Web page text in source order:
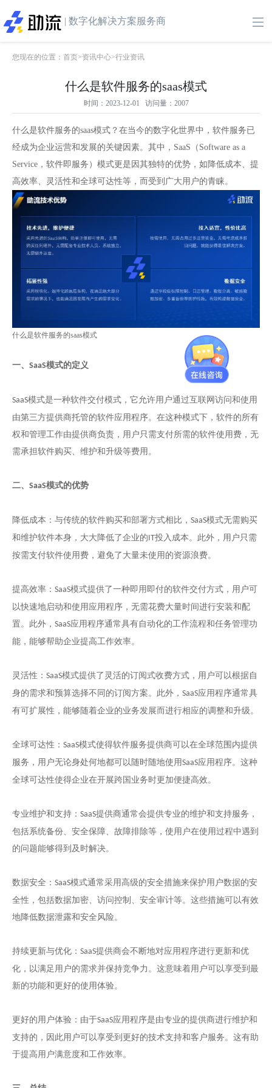
| 数字化解决方案服务商
您现在的位置： 首页>资讯中心>行业资讯
什么是软件服务的saas模式
时间：2023-12-01 访问量：2007
什么是软件服务的saas模式？在当今的数字化世界中，软件服务已
经成为企业运营和发展的关键因素。其中， SaaS （ Software as a
Service ，软件即服务）模式更是因其独特的优势，如降低成本、提
高效率、灵活性和全球可达性等，而受到广大用户的青睐。
什么是软件服务的saas模式
一、 SaaS模式的定义
SaaS模式是一种软件交付模式，它允许用户通过互联网访问和使用
由第三方提供商托管的软件应用程序。在这种模式下，软件的所有
权和管理工作由提供商负责，用户只需支付所需的软件使用费，无
需承担软件购买、维护和升级等费用。
二、 SaaS模式的优势
降低成本：与传统的软件购买和部署方式相比， SaaS模式无需购买
和维护软件本身，大大降低了企业的 IT投入成本。此外，用户只需
按需支付软件使用费，避免了大量未使用的资源浪费。
提高效率： SaaS模式提供了一种即用即付的软件交付方式，用户可
以快速地启动和使用应用程序，无需花费大量时间进行安装和配
置。此外， SaaS应用程序通常具有自动化的工作流程和任务管理功
能，能够帮助企业提高工作效率。
灵活性： SaaS模式提供了灵活的订阅式收费方式，用户可以根据自
身的需求和预算选择不同的订阅方案。此外， SaaS应用程序通常具
有可扩展性，能够随着企业的业务发展而进行相应的调整和升级。
全球可达性： SaaS模式使得软件服务提供商可以在全球范围内提供
服务，用户无论身处何地都可以随时随地使用SaaS应用程序。这种
全球可达性使得企业在开展跨国业务时更加便捷高效。
专业维护和支持： SaaS提供商通常会提供专业的维护和支持服务，
包括系统备份、安全保障、故障排除等，使用户在使用过程中遇到
的问题能够得到及时解决。
数据安全： SaaS模式通常采用高级的安全措施来保护用户数据的安
全性，包括数据加密、访问控制、安全审计等。这些措施可以有效
地降低数据泄露和安全风险。
持续更新与优化： SaaS提供商会不断地对应用程序进行更新和优
化，以满足用户的需求并保持竞争力。这意味着用户可以享受到最
新的功能和更好的使用体验。
更好的用户体验：由于SaaS应用程序是由专业的提供商进行维护和
支持的，因此用户可以享受到更好的技术支持和客户服务。这有助
于提高用户满意度和工作效率。